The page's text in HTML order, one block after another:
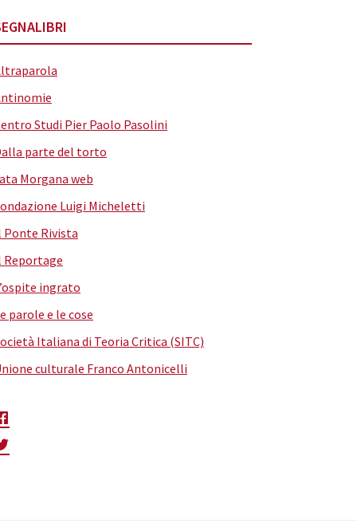
Studi Pier Paolo Pasolini
parte del torto
Morgana web
Luigi Micheletti
Ponte Rivista
Reportage
ingrato
parole e le cose
Italiana di Teoria Critica (SITC)
culturale Franco Antonicelli